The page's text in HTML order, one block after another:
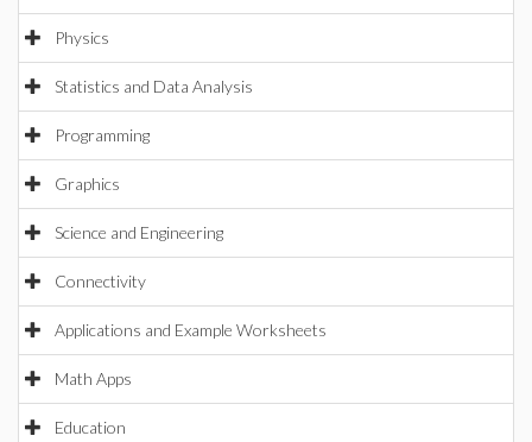
Physics
Statistics and Data Analysis
Programming
Graphics
Science and Engineering
Connectivity
Applications and Example Worksheets
Math Apps
Education